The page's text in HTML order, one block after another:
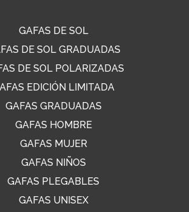
GAFAS DE SOL
DE SOL GRADUADAS
DE SOL POLARIZADAS
EDICIÓN LIMITADA
GAFAS GRADUADAS
GAFAS HOMBRE
GAFAS MUJER
GAFAS NIÑOS
GAFAS PLEGABLES
GAFAS UNISEX